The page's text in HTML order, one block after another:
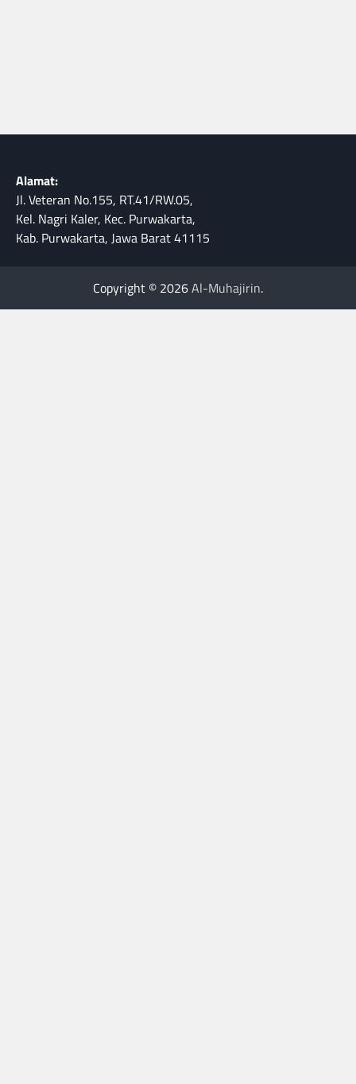
Alamat:
Jl. Veteran No.155, RT.41/RW.05,
Kel. Nagri Kaler, Kec. Purwakarta,
Kab. Purwakarta, Jawa Barat 41115
Copyright © 2026Al-Muhajirin.